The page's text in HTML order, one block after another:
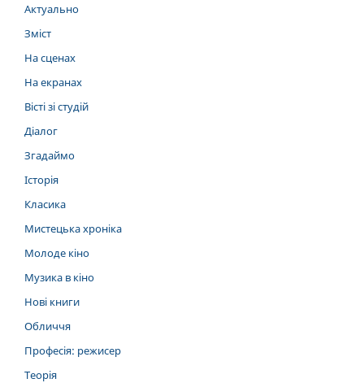
Актуально
Зміст
На сценах
На екранах
Вісті зі студій
Діалог
Згадаймо
Історія
Класика
Мистецька хроніка
Молоде кіно
Музика в кіно
Нові книги
Обличчя
Професія: режисер
Теорія